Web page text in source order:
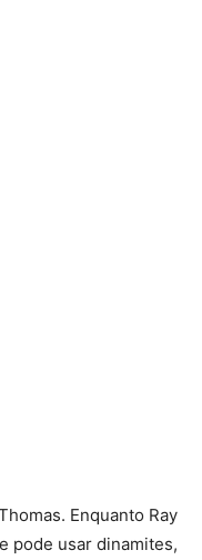
Enquanto Ray
pode usar dinamites,